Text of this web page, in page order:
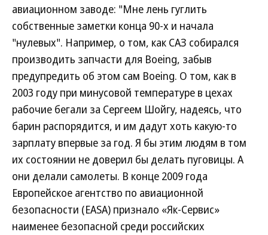
авиационном заводе: "Мне лень гуглить
собственные заметки конца 90-х и начала
"нулевых". Например, о том, как САЗ собирался
производить запчасти для Boeing, забыв
предупредить об этом сам Boeing. О том, как в
2003 году при минусовой температуре в цехах
рабочие бегали за Сергеем Шойгу, надеясь, что
барин распорядится, и им дадут хоть какую-то
зарплату впервые за год. Я бы этим людям в том
их состоянии не доверил бы делать пуговицы. А
они делали самолеты. В конце 2009 года
Европейское агентство по авиационной
безопасности (EASA) признало «Як-Сервис»
наименее безопасной среди российских